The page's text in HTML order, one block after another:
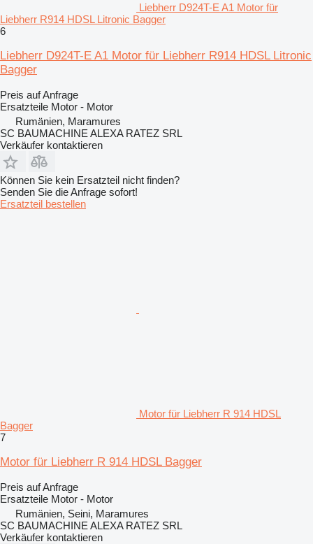
Liebherr D924T-E A1 Motor für
Liebherr R914 HDSL Litronic Bagger
6
Liebherr D924T-E A1 Motor für Liebherr R914 HDSL Litronic
Bagger
Preis auf Anfrage
Ersatzteile Motor - Motor
Rumänien, Maramures
SC BAUMACHINE ALEXA RATEZ SRL
Verkäufer kontaktieren
Können Sie kein Ersatzteil nicht finden?
Senden Sie die Anfrage sofort!
Ersatzteil bestellen
Motor für Liebherr R 914 HDSL
Bagger
7
Motor für Liebherr R 914 HDSL Bagger
Preis auf Anfrage
Ersatzteile Motor - Motor
Rumänien, Seini, Maramures
SC BAUMACHINE ALEXA RATEZ SRL
Verkäufer kontaktieren